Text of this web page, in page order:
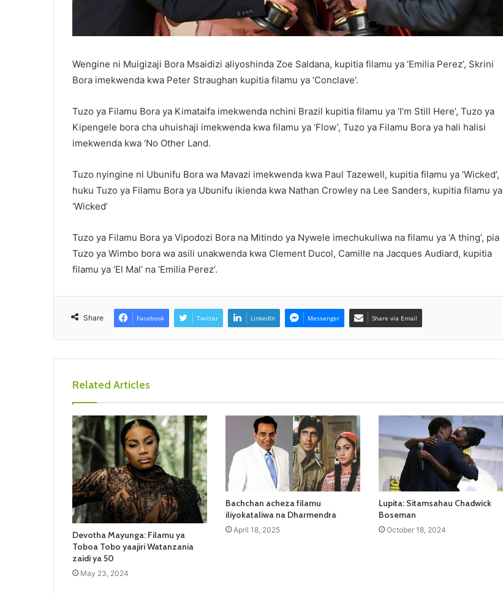
Wengine ni Muigizaji Bora Msaidizi aliyoshinda Zoe Saldana, kupitia filamu ya ‘Emilia Perez’, Skrini
Bora imekwenda kwa Peter Straughan kupitia filamu ya ‘Conclave’.
Tuzo ya Filamu Bora ya Kimataifa imekwenda nchini Brazil kupitia filamu ya ‘I’m Still Here’, Tuzo ya
Kipengele bora cha uhuishaji imekwenda kwa filamu ya ‘Flow’, Tuzo ya Filamu Bora ya hali halisi
imekwenda kwa ‘No Other Land.
Tuzo nyingine ni Ubunifu Bora wa Mavazi imekwenda kwa Paul Tazewell, kupitia filamu ya ‘Wicked’,
huku Tuzo ya Filamu Bora ya Ubunifu ikienda kwa Nathan Crowley na Lee Sanders, kupitia filamu ya
‘Wicked’
Tuzo ya Filamu Bora ya Vipodozi Bora na Mitindo ya Nywele imechukuliwa na filamu ya ‘A thing’, pia
Tuzo ya Wimbo bora wa asili unakwenda kwa Clement Ducol, Camille na Jacques Audiard, kupitia
filamu ya ‘El Mal’ na ‘Emilia Perez’.
Share Facebook Twitter LinkedIn Messenger Share via Email
Related Articles
Devotha Mayunga: Filamu ya
Toboa Tobo yaajiri Watanzania
zaidi ya 50
May 23, 2024
Bachchan acheza filamu
iliyokataliwa na Dharmendra
April 18, 2025
Lupita: Sitamsahau Chadwick
Boseman
October 18, 2024